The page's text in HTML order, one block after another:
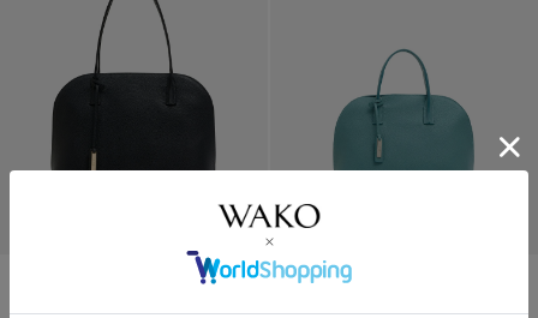
WAKO×MAURO GOVERNA
WAKO×MAURO GOVERNA